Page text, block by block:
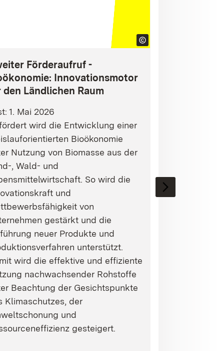
Förderaufruf -
Innovationsmotor
den Ländlichen Raum
1. Mai 2026
wird die Entwicklung einer
Bioökonomie
Nutzung von Biomasse aus der
, Wald- und
So wird die
und
von
gestärkt und die
neuer Produkte und
unterstützt.
wird die effektive und effiziente
nachwachsender Rohstoffe
Beachtung der Gesichtspunkte
Klimaschutzes, der
und
gesteigert.